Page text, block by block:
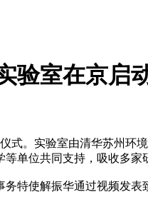
验室在京启
式。实验室由清华苏州环
单位共同支持，吸收多家
特使解振华通过视频发表